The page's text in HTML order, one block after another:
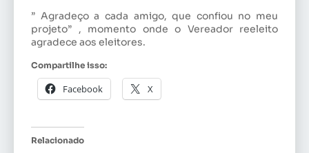
” Agradeço a cada amigo, que confiou no meu
projeto” , momento onde o Vereador reeleito
agradece aos eleitores.
Compartilhe isso:
Facebook X
Relacionado